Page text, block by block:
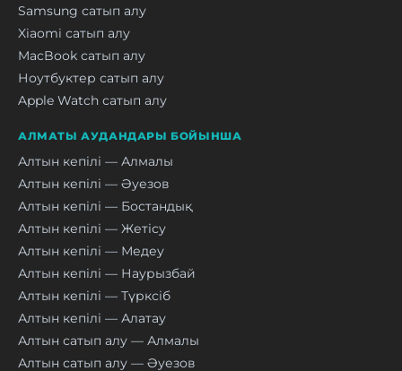
Samsung сатып алу
Xiaomi сатып алу
MacBook сатып алу
Ноутбуктер сатып алу
Apple Watch сатып алу
АЛМАТЫ АУДАНДАРЫ БОЙЫНША
Алтын кепілі — Алмалы
Алтын кепілі — Әуезов
Алтын кепілі — Бостандық
Алтын кепілі — Жетісу
Алтын кепілі — Медеу
Алтын кепілі — Наурызбай
Алтын кепілі — Түрксіб
Алтын кепілі — Алатау
Алтын сатып алу — Алмалы
Алтын сатып алу — Әуезов